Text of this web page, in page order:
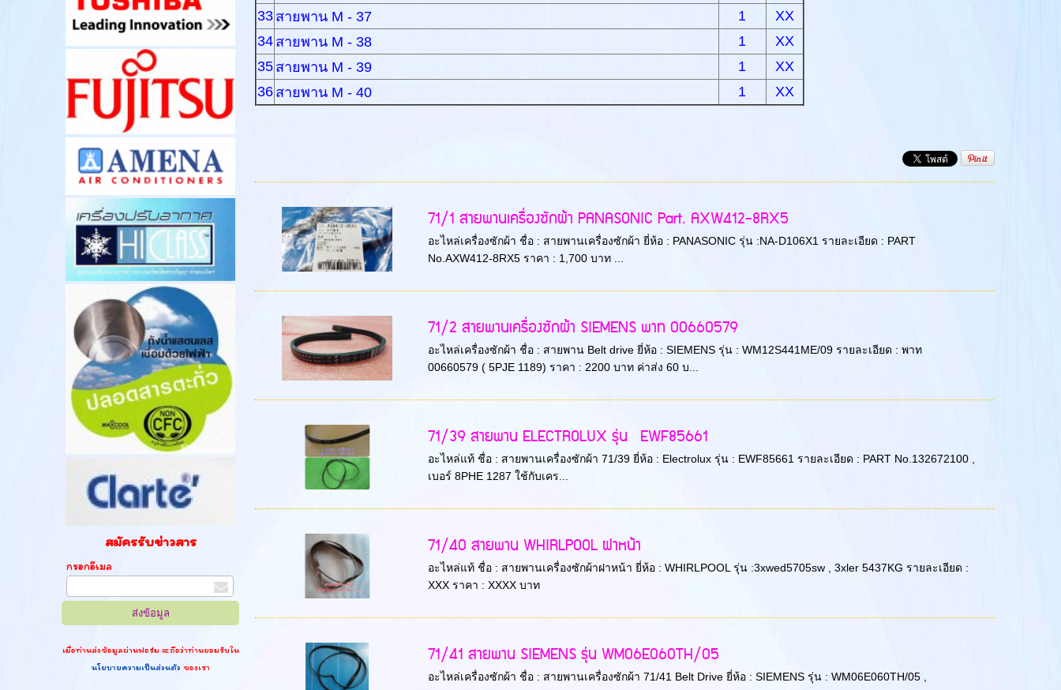
สมัครรับข่าวสาร
กรอกอีเมล
เมื่อท่านส่งข้อมูลผ่านฟอร์ม จะถือว่าท่านยอมรับใน
นโยบายความเป็นส่วนตัว ของเรา
33 สายพาน M - 37 1
XX
34 สายพาน M - 38 1
XX
35 สายพาน M - 39 1
XX
36 สายพาน M - 40 1 XX
71/1 สายพานเครื่องซักผ้า PANASONIC Part. AXW412-8RX5
อะไหล่เครื่องซักผ้า ชื่อ : สายพานเครื่องซักผ้า ยี่ห้อ : PANASONIC รุ่น :NA-D106X1 รายละเอียด : PART
No.AXW412-8RX5 ราคา : 1,700 บาท ...
71/2 สายพานเครื่องซักผ้า SIEMENS พาท 00660579
อะไหล่เครื่องซักผ้า ชื่อ : สายพาน Belt drive ยี่ห้อ : SIEMENS รุ่น : WM12S441ME/09 รายละเอียด : พาท
00660579 ( 5PJE 1189) ราคา : 2200 บาท ค่าส่ง 60 บ...
71/39 สายพาน ELECTROLUX รุ่น EWF85661
อะไหล่แท้ ชื่อ : สายพานเครื่องซักผ้า 71/39 ยี่ห้อ : Electrolux รุ่น : EWF85661 รายละเอียด : PART No.132672100 ,
เบอร์ 8PHE 1287 ใช้กับเคร...
71/40 สายพาน WHIRLPOOL ฝาหน้า
อะไหล่แท้ ชื่อ : สายพานเครื่องซักผ้าฝาหน้า ยี่ห้อ : WHIRLPOOL รุ่น :3xwed5705sw , 3xler 5437KG รายละเอียด :
XXX ราคา : XXXX บาท
71/41 สายพาน SIEMENS รุ่น WM06E060TH/05
อะไหล่เครื่องซักผ้า ชื่อ : สายพานเครื่องซักผ้า 71/41 Belt Drive ยี่ห้อ : SIEMENS รุ่น : WM06E060TH/05 ,